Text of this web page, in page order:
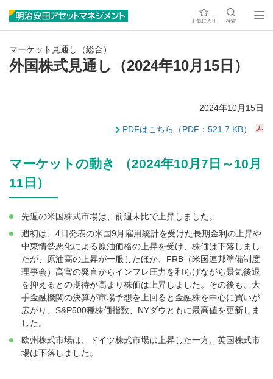
お気に入り 検索
マーケット見通し（総合）
外国株式見通し（2024年10月15日）
2024年10月15日
PDFはこちら（PDF：521.7 KB）
マーケットの動き （2024年10月7日～10月
11日）
先週の米国株式市場は、前週末比で上昇しました。
週初は、4日発表の米国9月雇用統計を受けた長期金利の上昇や
中東情勢悪化による原油価格の上昇を受け、株価は下落しまし
たが、原油高の上昇が一服したほか、FRB（米国連邦準備制度
理事会）高官の発言からインフレ圧力を和らげながら景気後退
を抑えるとの期待が高まり株価は上昇しました。その後も、大
手金融機関の決算が市場予想を上回ると金融株を中心に買いが
広がり、S&P500種株価指数、NYダウともに最高値を更新しま
した。
欧州株式市場は、ドイツ株式市場は上昇した一方、英国株式市
場は下落しました。